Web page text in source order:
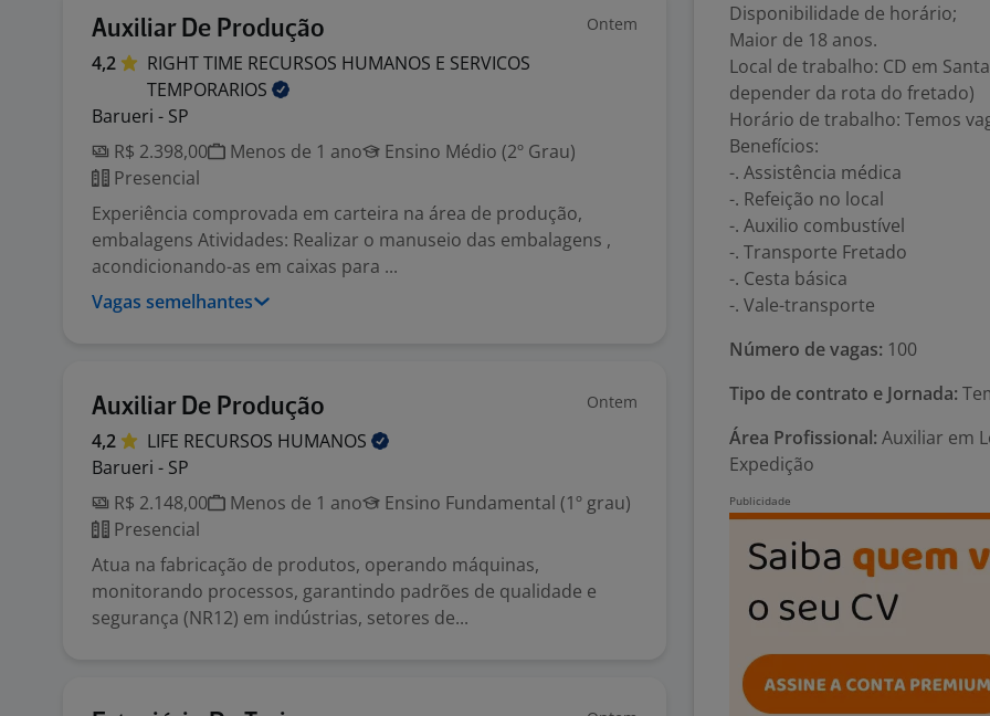
Auxiliar De Produção Ontem
4,2
RIGHT TIME RECURSOS HUMANOS E SERVICOS
TEMPORARIOS
Barueri - SP
R$ 2.398,00
Menos de 1 ano
Ensino Médio (2º Grau)
Presencial
Experiência comprovada em carteira na área de produção,
embalagens Atividades: Realizar o manuseio das embalagens ,
acondicionando-as em caixas para ...
Vagas semelhantes
Auxiliar De Produção Ontem
4,2 LIFE RECURSOS HUMANOS
Barueri - SP
R$ 2.148,00
Menos de 1 ano
Ensino Fundamental (1º grau)
Presencial
Atua na fabricação de produtos, operando máquinas,
monitorando processos, garantindo padrões de qualidade e
segurança (NR12) em indústrias, setores de...
Disponibilidade de horário;
Maior de 18 anos.
Local de trabalho: CD em
depender da rota do fretado)
Horário de trabalho: Temos
Benefícios:
-. Assistência médica
-. Refeição no local
-. Auxilio combustível
-. Transporte Fretado
-. Cesta básica
-. Vale-transporte
Número de vagas: 100
Tipo de contrato e Jornada:
Área Profissional: Auxiliar em
Expedição